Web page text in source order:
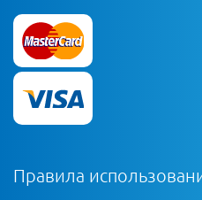
Правила